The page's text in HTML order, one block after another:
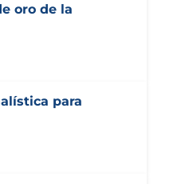
oro de la
para